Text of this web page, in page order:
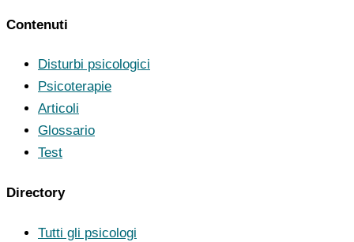
Contenuti
Disturbi psicologici
Psicoterapie
Articoli
Glossario
Test
Directory
Tutti gli psicologi